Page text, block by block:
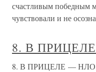
счастливым победным
чувствовали и не
8. В
8. В ПРИЦЕЛЕ — НЛО